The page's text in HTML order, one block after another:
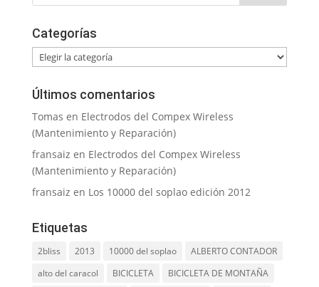
Categorías
Categorías
Últimos comentarios
Tomas en Electrodos del Compex Wireless
(Mantenimiento y Reparación)
fransaiz en Electrodos del Compex Wireless
(Mantenimiento y Reparación)
fransaiz en Los 10000 del soplao edición 2012
Etiquetas
2bliss 2013 10000 del soplao
ALBERTO CONTADOR
alto del caracol
BICICLETA
BICICLETA DE MONTAÑA